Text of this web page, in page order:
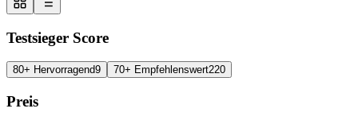
Testsieger Score
80+ Hervorragend9 70+ Empfehlenswert220
Preis